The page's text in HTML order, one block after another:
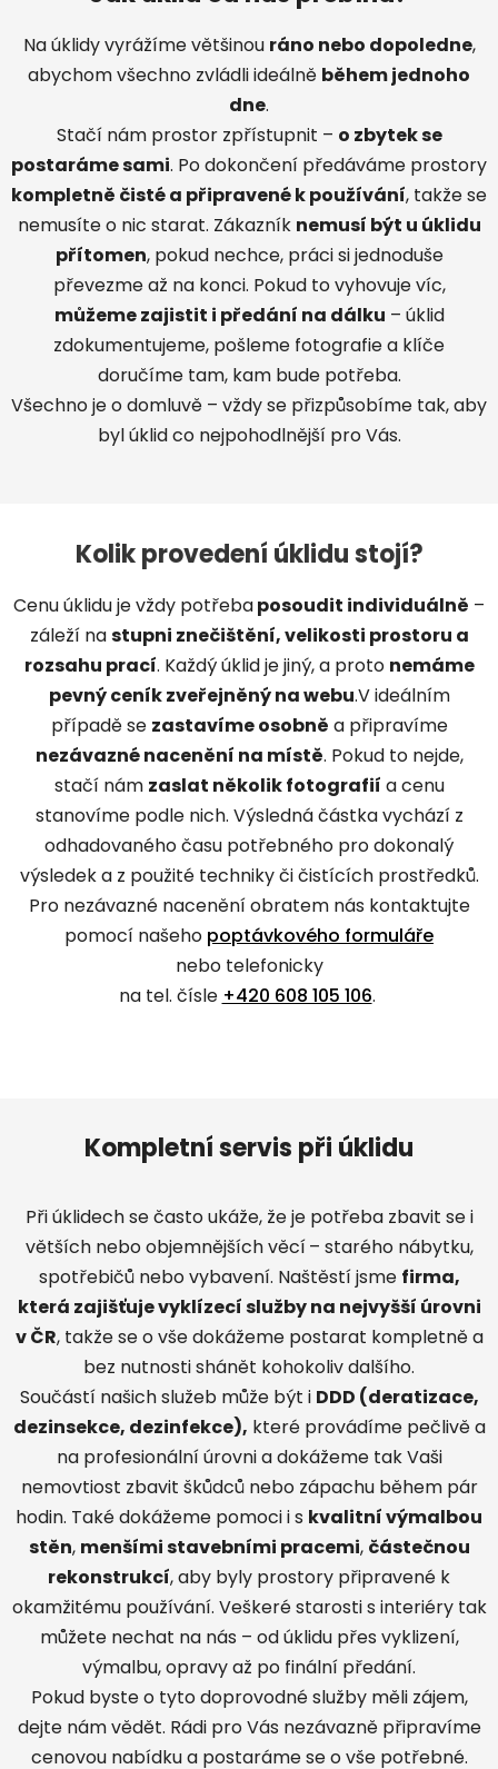
Na úklidy vyrážíme většinou ráno nebo dopoledne,
abychom všechno zvládli ideálně během jednoho
dne.
Stačí nám prostor zpřístupnit – o zbytek se
postaráme sami. Po dokončení předáváme prostory
kompletně čisté a připravené k používání, takže se
nemusíte o nic starat. Zákazník nemusí být u úklidu
přítomen, pokud nechce, práci si jednoduše
převezme až na konci. Pokud to vyhovuje víc,
můžeme zajistit i předání na dálku – úklid
zdokumentujeme, pošleme fotografie a klíče
doručíme tam, kam bude potřeba.
Všechno je o domluvě – vždy se přizpůsobíme tak, aby
byl úklid co nejpohodlnější pro Vás.
Kolik provedení úklidu stojí?
Cenu úklidu je vždy potřebaposoudit individuálně –
záleží nastupni znečištění, velikosti prostoru a
rozsahu prací. Každý úklid je jiný, a proto nemáme
pevný ceník zveřejněný na webu.V ideálním
případě se zastavíme osobně a připravíme
nezávazné nacenění na místě. Pokud to nejde,
stačí nám zaslat několik fotografií a cenu
stanovíme podle nich. Výsledná částka vychází z
odhadovaného času potřebného pro dokonalý
výsledek a z použité techniky či čistících prostředků.
Pro nezávazné nacenění obratem nás kontaktujte
pomocí našeho poptávkového formuláře
nebo telefonicky
na tel. čísle +420 608 105 106.
Kompletní servis při úklidu
Při úklidech se často ukáže, že je potřeba zbavit se i
větších nebo objemnějších věcí– starého nábytku,
spotřebičů nebo vybavení. Naštěstí jsme firma,
která zajišťuje vyklízecí služby na nejvyšší úrovni
v ČR, takže se o vše dokážeme postarat kompletně a
bez nutnosti shánět kohokoliv dalšího.
Součástí našich služeb může být i DDD (deratizace,
dezinsekce, dezinfekce), které provádíme pečlivě a
na profesionální úrovni a dokážeme tak Vaši
nemovtiost zbavit škůdců nebo zápachu během pár
hodin. Také dokážeme pomoci i s kvalitní výmalbou
stěn, menšími stavebními pracemi, částečnou
rekonstrukcí, aby byly prostory připravené k
okamžitému používání. Veškeré starosti s interiéry tak
můžete nechat na nás – od úklidu přes vyklizení,
výmalbu, opravy až po finální předání.
Pokud byste o tyto doprovodné služby měli zájem,
dejte nám vědět. Rádi pro Vás nezávazně připravíme
cenovou nabídku a postaráme se o vše potřebné.